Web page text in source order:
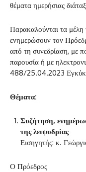
θέματα ημερήσιας
Παρακαλούνται τα
ενημερώσουν τον
από τη συνεδρίαση, με
παρουσία ή με
488/25.04.2023
Θέματα:
Συζήτηση,
της λειψυδρίας
Εισηγητής: κ.
Ο Πρόεδρος